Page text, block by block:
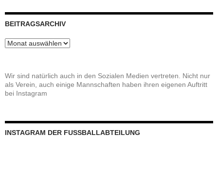
BEITRAGSARCHIV
Beitragsarchiv
Wir sind natürlich auch in den Sozialen Medien vertreten. Nicht nur
als Verein, auch einige Mannschaften haben ihren eigenen Auftritt
bei Instagram
INSTAGRAM DER FUSSBALLABTEILUNG